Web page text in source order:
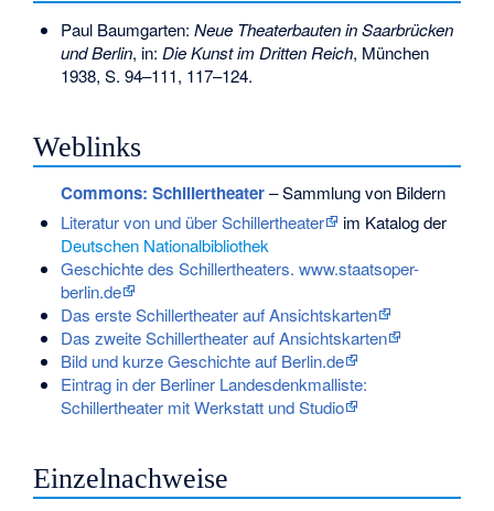
Paul Baumgarten: Neue Theaterbauten in Saarbrücken
und Berlin, in: Die Kunst im Dritten Reich, München
1938, S. 94–111, 117–124.
Weblinks
Commons: Schillertheater– Sammlung von Bildern
Literatur von und über Schillertheater
im Katalog der
Deutschen Nationalbibliothek
Geschichte des Schillertheaters. www.staatsoper-
berlin.de
Das erste Schillertheater auf Ansichtskarten
Das zweite Schillertheater auf Ansichtskarten
Bild und kurze Geschichte auf Berlin.de
Eintrag in der Berliner Landesdenkmalliste:
Schillertheater mit Werkstatt und Studio
Einzelnachweise